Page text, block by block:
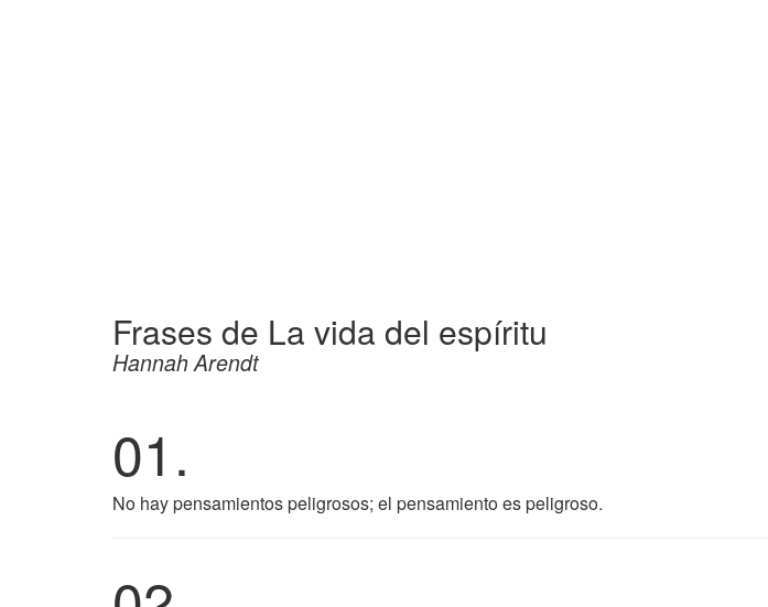
Frases de La vida del espíritu
Hannah Arendt
01.
No hay pensamientos peligrosos; el pensamiento es peligroso.